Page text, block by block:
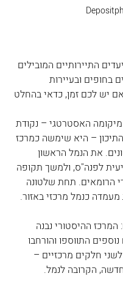
התיירותיים המובילים
בחופים ובעיירות
אם יש לכם זמן, כדאי בהחלט
גבעות, ובזכות מיקומה האסטרטגי – נקודת
– היא שימשה כמרכז
את הנמל הראשון
לפנה"ס, ולמשך תקופה
הרומאים. תחת שלטונה
כנמל מרכזי באזור.
בנויה מ-31 רובעים: המרכז ההיסטורי נבנה
נוספים התווספו והורחבו
חלקים מרכזיים –
הקרובה לנמל.